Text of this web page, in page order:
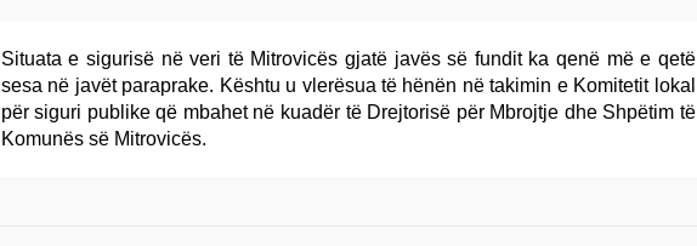
Situata e sigurisë në veri të Mitrovicës gjatë javës së fundit ka qenë më e qetë
sesa në javët paraprake. Kështu u vlerësua të hënën në takimin e Komitetit lokal
për siguri publike që mbahet në kuadër të Drejtorisë për Mbrojtje dhe Shpëtim të
Komunës së Mitrovicës.